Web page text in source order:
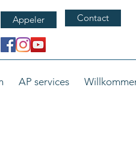
Appeler Contact
AP services